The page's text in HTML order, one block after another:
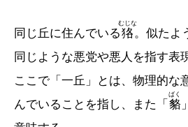
同じ丘に住んでいる狢
むじな
。似たよ
同じような悪党や悪人を指す表
ここで「一丘」とは、物理的な
んでいることを指し、また「 貉
ばく